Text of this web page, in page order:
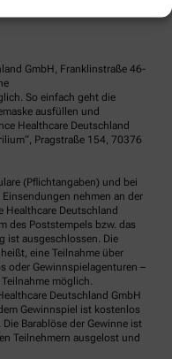
GmbH, Franklinstraße 46-
So einfach geht die
ausfüllen und
Healthcare Deutschland
Pragstraße 154, 70376
(Pflichtangaben) und bei
nehmen an der
Healthcare Deutschland
des Poststempels bzw. das
ist ausgeschlossen. Die
eine Teilnahme über
oder Gewinnspielagenturen –
möglich.
Deutschland GmbH
Gewinnspiel ist kostenlos
Barablöse der Gewinne ist
Teilnehmern ausgelost und